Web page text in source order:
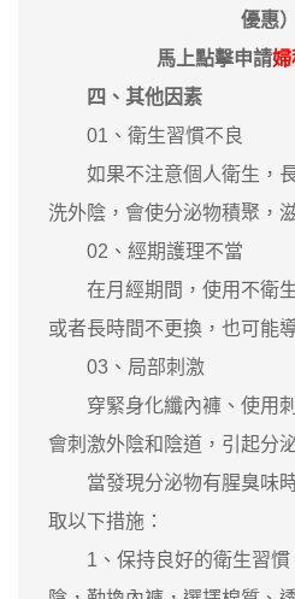
優惠）
馬上點擊申請婦
四、其他因素
01、衛生習慣不良
如果不注意個人衛生，長
洗外陰，會使分泌物積聚，
02、經期護理不當
在月經期間，使用不衛生
或者長時間不更換，也可能
03、局部刺激
穿緊身化纖內褲、使用刺
會刺激外陰和陰道，引起分
當發現分泌物有腥臭味時
取以下措施：
1、保持良好的衛生習慣